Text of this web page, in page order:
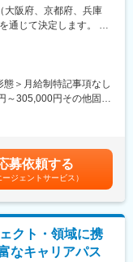
に配属します。そのプ
ァーを受けた場合、メ
ーや延長依頼があった
したい場合は断ること
、その時々に応じたプ
キャリアが形成できま
修部門など）への道も
域を支援するCSOと呼
め営業を増員したい」
いったようなメーカー
、同社では転職せずに
業スタイルを探ること
なく地方単位内での転
取得して活動する営業
ーカーにて、医薬品の
献性と安定性を兼ね備
講し、MR資格を取得
方もいるかもしれませ
ため、専門知識は入社
せん。
ちらのURLも併せてご
大阪府、京都府、兵庫
通じて決定します。 受
面禁煙だが、就業先の
東京都港区高輪4-10-
所＞月給制特記事項なし
～305,000円その他固定
手当(35,000円)、外勤
動賞与制（6月・12
ブ：3月（対象者）賃
通じて上下する可能性
た表記です。
募依頼する
ージェントサービス）
クト・領域に携
なキャリアパス